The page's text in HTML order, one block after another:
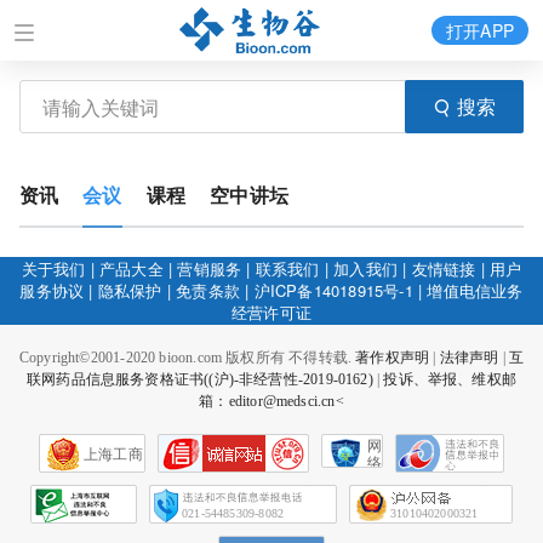
搜索
打开APP
资讯 会议 课程 空中讲坛
关于我们 | 产品大全|营销服务 | 联系我们 | 加入我们 | 友情链接 | 用户
服务协议 | 隐私保护 |免责条款 | 沪ICP备14018915号-1 |增值电信业务
经营许可证
Copyright©2001-2020 bioon.com 版权所有 不得转载.著作权声明 法律声明
互
联网药品信息服务资格证书((沪)-非经营性-2019-0162)|投诉、举报、维权邮
箱：editor@medsci.cn<
上海工商
网
络
会
征
021-54485309-8082 31010402000321